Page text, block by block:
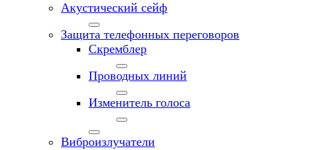
Акустический сейф
Защита телефонных переговоров
Скремблер
Проводных линий
Изменитель голоса
Виброизлучатели